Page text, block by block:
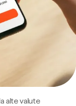
alte valute